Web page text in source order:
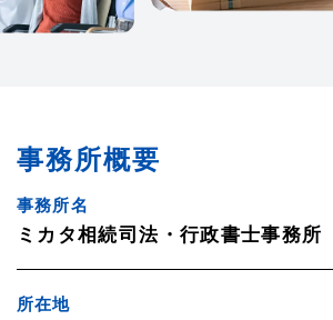
事務所概要
事務所名
ミカタ相続司法・行政書士事務所
所在地